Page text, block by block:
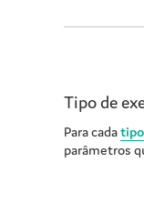
Tipo de
Para cada
parâmetros